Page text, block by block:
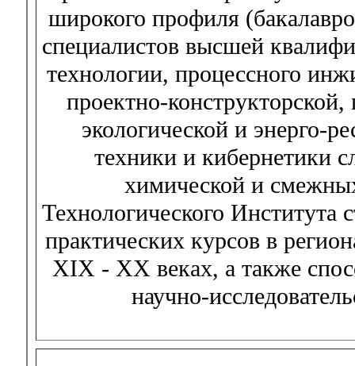
широкого профиля
специалистов высшей
технологии, процессного
проектно-конструкторской,
экологической и энерго-
техники и кибернетики
химической и
Технологического Института
практических курсов в
XIX - XX веках, а также
научно-